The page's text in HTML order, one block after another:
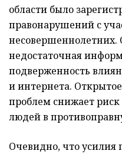
области было
правонарушений с
недостаточная
подверженность
и интернета.
проблем снижает
людей в
Очевидно, что